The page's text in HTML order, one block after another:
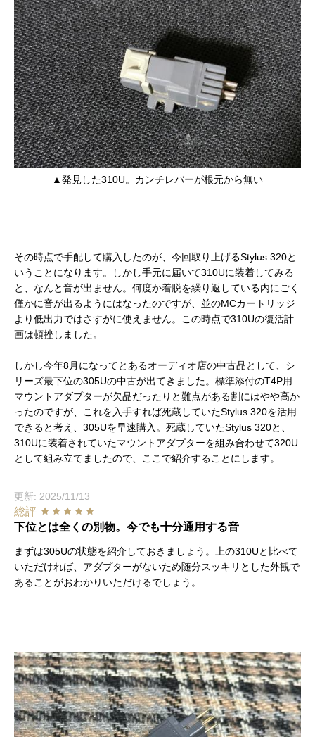
▲発見した310U。カンチレバーが根元から無い
その時点で手配して購入したのが、今回取り上げるStylus 320と
いうことになります。しかし手元に届いて310Uに装着してみる
と、なんと音が出ません。何度か着脱を繰り返している内にごく
僅かに音が出るようにはなったのですが、並のMCカートリッジ
より低出力ではさすがに使えません。この時点で310Uの復活計
画は頓挫しました。
しかし今年8月になってとあるオーディオ店の中古品として、シ
リーズ最下位の305Uの中古が出てきました。標準添付のT4P用
マウントアダプターが欠品だったりと難点がある割にはやや高か
ったのですが、これを入手すれば死蔵していたStylus 320を活用
できると考え、305Uを早速購入。死蔵していたStylus 320と、
310Uに装着されていたマウントアダプターを組み合わせて320U
として組み立てましたので、ここで紹介することにします。
更新: 2025/11/13
総評
下位とは全くの別物。今でも十分通用する音
まずは305Uの状態を紹介しておきましょう。上の310Uと比べて
いただければ、アダプターがないため随分スッキリとした外観で
あることがおわかりいただけるでしょう。